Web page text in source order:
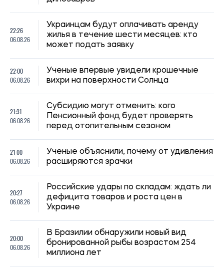
06.08.26
Российские удары по складам: ждать ли
дефицита товаров и роста цен в
Украине
06.08.26
В Бразилии обнаружили новый вид
бронированной рыбы возрастом 254
миллиона лет
06.08.26
Киевлянам выплатят до 1 000 гривен
помощи: кто получит средства и когда
19:00
06.08.26
Археологи заподозрили массовое
убийство на роскошной римской вилле
06.08.26
На Волыни зафиксировали
экстремальную жару до +39 градусов:
температурные рекорды обновлены
впервые с 1963 года
06.08.26
Ученые поставили под сомнение миф о
глупости вымершей птицы додо
Аренда квартир на юге Украины